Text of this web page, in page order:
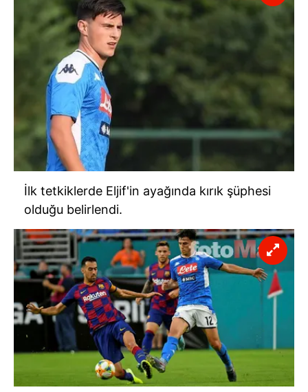
İlk tetkiklerde Eljif'in ayağında kırık şüphesi
olduğu belirlendi.